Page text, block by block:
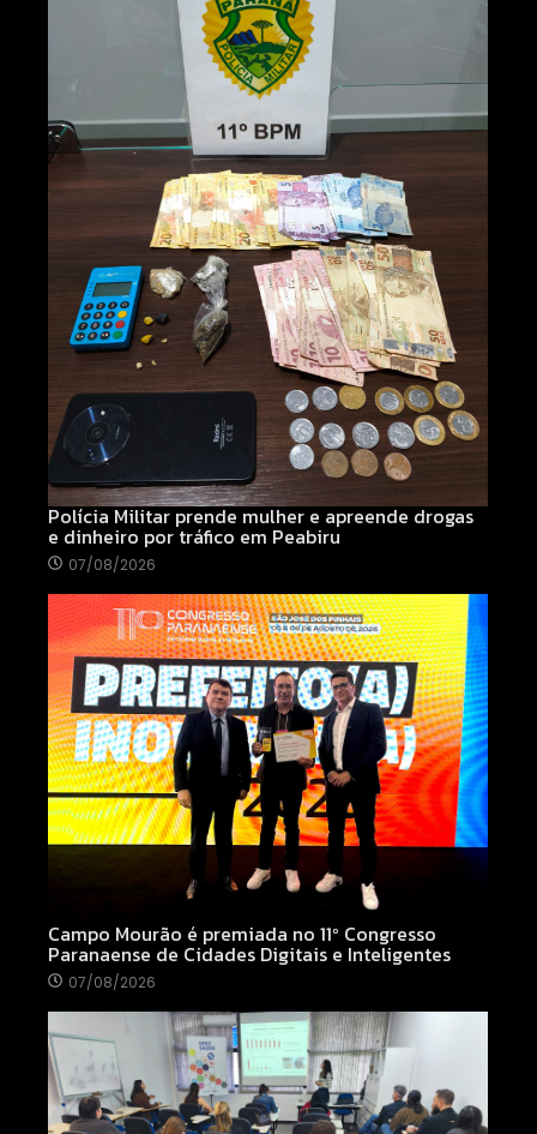
Polícia Militar prende mulher e apreende drogas
e dinheiro por tráfico em Peabiru
07/08/2026
Campo Mourão é premiada no 11º Congresso
Paranaense de Cidades Digitais e Inteligentes
07/08/2026